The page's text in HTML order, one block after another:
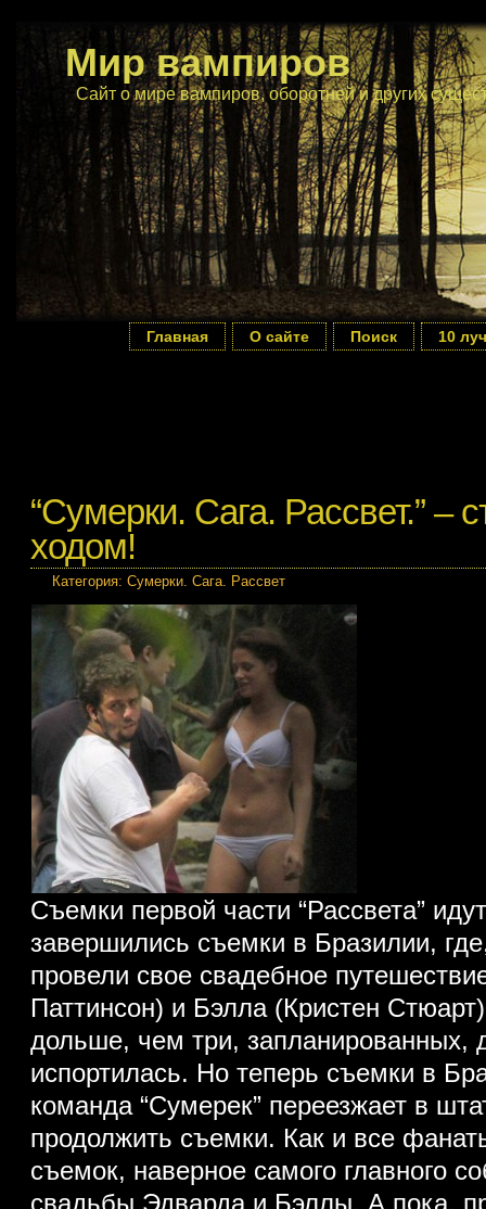
Мир вампиров
Сайт о мире вампиров, оборотней и других
Главная О сайте Поиск 10
“Сумерки. Сага. Рассвет.” –
ходом!
Категория: Сумерки. Сага. Рассвет
Съемки первой части “Рассвета”
завершились съемки в Бразилии,
провели свое свадебное
Паттинсон) и Бэлла (Кристен
дольше, чем три, запланированных,
испортилась. Но теперь съемки в
команда “Сумерек” переезжает в
продолжить съемки. Как и все
съемок, наверное самого главного